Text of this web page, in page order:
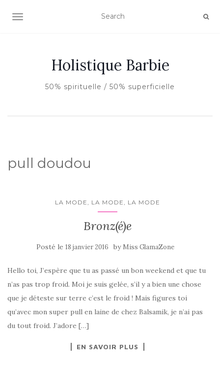
AFFICHER/MASQUER LA NAVIGATION
Holistique Barbie
50% spirituelle / 50% superficielle
pull doudou
LA MODE, LA MODE, LA MODE
Bronz(é)e
Posté le 18 janvier 2016 by Miss GlamaZone
Hello toi, J’espère que tu as passé un bon weekend et que tu
n’as pas trop froid. Moi je suis gelée, s’il y a bien une chose
que je déteste sur terre c’est le froid ! Mais figures toi
qu’avec mon super pull en laine de chez Balsamik, je n’ai pas
du tout froid. J’adore […]
EN SAVOIR PLUS